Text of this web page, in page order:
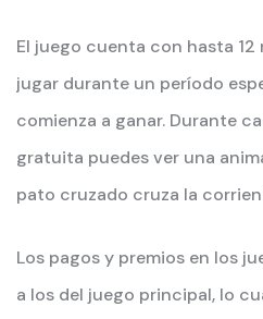
El juego cuenta con hasta
jugar durante un período
comienza a ganar. Durante
gratuita puedes ver una
pato cruzado cruza la
Los pagos y premios en los
a los del juego principal, lo